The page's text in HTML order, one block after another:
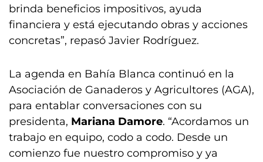
brinda beneficios impositivos, ayuda
financiera y está ejecutando obras y acciones
concretas”, repasó Javier Rodríguez.
La agenda en Bahía Blanca continuó en la
Asociación de Ganaderos y Agricultores (AGA),
para entablar conversaciones con su
presidenta, Mariana Damore. “Acordamos un
trabajo en equipo, codo a codo. Desde un
comienzo fue nuestro compromiso y ya